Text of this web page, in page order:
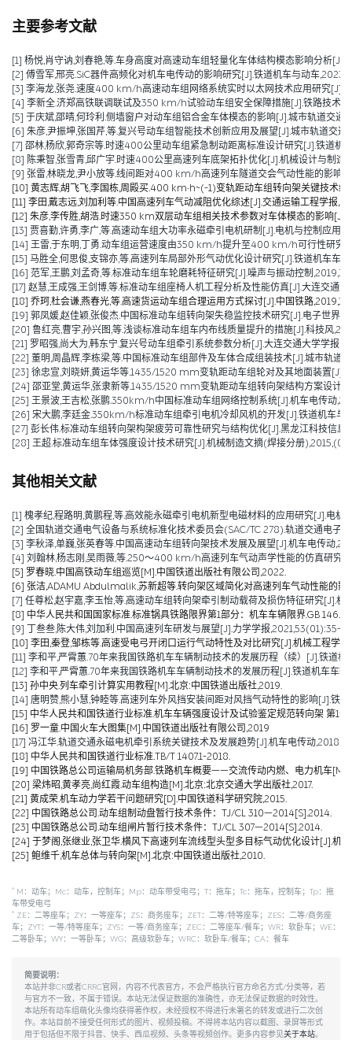
主要参考文献
[1] 杨悦,肖守讷,刘春艳,等.车身高度对高速动车组轻量化车体结构模态影响分析
[2] 傅雪军,邢亮.SiC器件高频化对机车电传动的影响研究[J].铁道机车与动车
[3] 李海龙,张尧.速度400 km/h高速动车组网络系统实时以太网技术应用研究[J].
[4] 李新全.济郑高铁联调联试及350 km/h试验动车组安全保障措施[J].铁路技术
[5] 于庆斌,邵晴,何玲利.侧墙窗户对动车组铝合金车体模态的影响[J].城市轨道交
[6] 朱彦,尹振坤,张国芹,等.复兴号动车组智能技术创新应用及展望[J].城市轨道交
[7] 邵林,杨欣,郭奇宗等.时速400公里动车组紧急制动距离标准设计研究[J].铁道机
[8] 陈秉智,张雪青,邱广宇.时速400公里高速列车底架拓扑优化[J].机械设计与制造
[9] 张雷,林晓龙,尹小放等.线间距对400 km/h高速列车隧道交会气动性能的影响
[10] 黄志辉,胡飞飞,李国栋,周殿买.400 km·h~(-1)变轨距动车组转向架关键技术
[11] 李田,戴志远,刘加利等.中国高速列车气动减阻优化综述[J].交通运输工程学报
[12] 朱彦,李传胜,胡浩.时速350 km双层动车组相关技术参数对车体模态的影响
[13] 贾喜勤,许勇,李广,等.高速动车组大功率永磁牵引电机研制[J].电机与控制应用
[14] 王雷,于东明,丁勇.动车组运营速度由350 km/h提升至400 km/h可行性研究
[15] 马胜全,何思俊,支锦亦,等.高速列车局部外形气动优化设计研究[J].铁道机车车
[16] 范军,王鹏,刘孟奇,等.标准动车组车轮磨耗特征研究[J].噪声与振动控制
[17] 赵慧,王成强,王剑博,等.标准动车组座椅人机工程分析及性能仿真[J].大连交通
[18] 乔珂,杜会谦,燕春光,等.高速货运动车组合理运用方式探讨[J].中国铁路
[19] 郭凤媛,赵佳颖,张俊杰.中国标准动车组转向架失稳监控技术研究[J].电子世界
[20] 鲁红亮,曹宇,孙兴图,等.浅谈标准动车组车内布线质量提升的措施[J].科技风
[21] 罗昭强,尚大为,韩东宁.复兴号动车组牵引系统参数分析[J].大连交通大学学报
[22] 董明,周晶辉,李栋梁,等.中国标准动车组部件及车体合成组装技术[J].城市轨道
[23] 徐忠宣,刘晓妍,黄运华等.1435/1520 mm变轨距动车组轮对及其地面装置[J].
[24] 邵亚堂,黄运华,张隶新等.1435/1520 mm变轨距动车组转向架结构方案设计
[25] 王景波,王吉松,张鹏.350km/h中国标准动车组网络控制系统[J].机车电传动
[26] 宋大鹏,李廷金.350km/h标准动车组牵引电机冷却风机的开发[J].铁道机车与
[27] 彭长伟.标准动车组转向架构架疲劳可靠性研究与结构优化[J].黑龙江科技信息
[28] 王超.标准动车组车体强度设计技术研究[J].机械制造文摘(焊接分册
其他相关文献
[1] 槐孝纪,程路明,黄鹏程,等.高效能永磁牵引电机新型电磁材料的应用研究[J].电
[2] 全国轨道交通电气设备与系统标准化技术委员会(SAC/TC 278).轨道交通电
[3] 李秋泽,单巍,张英春等.中国高速动车组转向架技术发展及展望[J].机车电传动
[4] 刘翰林,杨志刚,吴雨薇,等.250～400 km/h高速列车气动声学性能的仿真研究
[5] 罗春晓.中国高铁动车组巡览[M].中国铁道出版社有限公司,2022.
[6] 张洁,ADAMU Abdulmalik,苏新超等.转向架区域简化对高速列车气动性能的
[7] 任尊松,赵宇嘉,李玉怡,等.高速动车组转向架牵引制动载荷及损伤特征研究[J].机
[8] 中华人民共和国国家标准.标准锅具铁路限界第1部分：机车车辆限界.GB
[9] 丁叁叁,陈大伟,刘加利.中国高速列车研发与展望[J].力学学报,2021,53(01):35-
[10] 李田,秦登,邹栋等.高速受电弓开闭口运行气动特性及对比研究[J].机械工程学
[11] 李和平,严霄蕙.70年来我国铁路机车车辆制动技术的发展历程（续）[J].铁道
[12] 李和平,严霄蕙.70年来我国铁路机车车辆制动技术的发展历程[J].铁道机车车
[13] 孙中央.列车牵引计算实用教程[M].北京:中国铁道出版社,2019.
[14] 唐明赞,熊小慧,钟睦等.高速列车外风挡安装间距对风挡气动特性的影响[J].铁
[15] 中华人民共和国铁道行业标准.机车车辆强度设计及试验鉴定规范转向架 第1
[16] 罗一童.中国火车大图集[M].中国铁道出版社有限公司,2019
[17] 冯江华.轨道交通永磁电机牵引系统关键技术及发展趋势[J].机车电传动
[18] 中华人民共和国铁道行业标准.TB/T 1407.1-2018.
[19] 中国铁路总公司运输局机务部.铁路机车概要——交流传动内燃、电力机车[M].
[20] 梁炜昭,黄孝亮,尚红霞.动车组构造[M].北京:北京交通大学出版社,2017.
[21] 黄成荣.机车动力学若干问题研究[D].中国铁道科学研究院,2015.
[22] 中国铁路总公司.动车组制动盘暂行技术条件：TJ/CL 310—2014[S].2014.
[23] 中国铁路总公司.动车组闸片暂行技术条件：TJ/CL 307—2014[S].2014.
[24] 于梦阁,张继业,张卫华.横风下高速列车流线型头型多目标气动优化设计[J].机
[25] 鲍维千,机车总体与转向架[M].北京:中国铁道出版社,2010.
* M：动车；Mc：动车，控制车；Mp：动车带受电弓；T：拖车；Tc：拖车，控制车；Tp：拖
车带受电弓
* ZE：二等座车；ZY：一等座车；ZS：商务座车；ZET：二等/特等座车；ZES：二等/商务座
车；ZYT：一等/特等座车；ZYS：一等/商务座车；ZEC：二等座车/餐车；WR：软卧车；WE：
二等卧车；WY：一等卧车；WG：高级软卧车；WRC：软卧车/餐车；CA：餐车
简要说明：
本站并非CR或者CRRC官网，内容不代表官方，不会严格执行官方命名方式/分类等，若
与官方不一致，不属于错误。本站无法保证数据的准确性，亦无法保证数据的时效性。
本站所有动车组萌化头像均获得著作权，未经授权不得进行未署名的转发或进行二次创
作。本站目前不接受任何形式的图片、视频投稿。不得将本站内容以截图、录屏等形式
用于包括但不限于抖音、快手、西瓜视频、头条等视频创作。更多内容参见关于本站。